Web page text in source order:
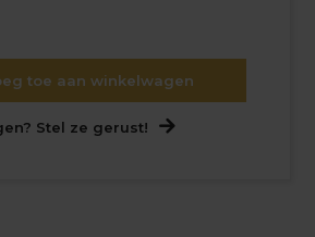
toe aan winkelwagen
Stel ze gerust!